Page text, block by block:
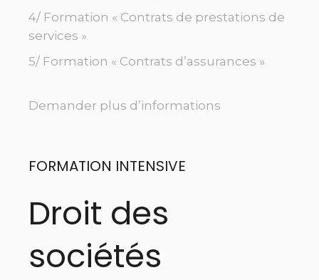
4/ Formation « Contrats de prestations de
services »
5/ Formation « Contrats d’assurances »
Demander plus d’informations
FORMATION INTENSIVE
Droit des
sociétés